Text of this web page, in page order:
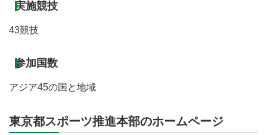
実施競技
43競技
参加国数
アジア45の国と地域
東京都スポーツ推進本部のホームページ